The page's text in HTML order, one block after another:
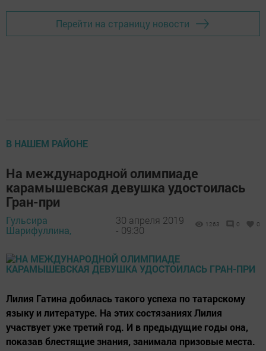
Перейти на страницу новости
В НАШЕМ РАЙОНЕ
На международной олимпиаде
карамышевская девушка удостоилась
Гран-при
Гульсира
Шарифуллина,
30 апреля 2019
- 09:30
1263 0 0
Лилия Гатина добилась такого успеха по татарскому
языку и литературе. На этих состязаниях Лилия
участвует уже третий год. И в предыдущие годы она,
показав блестящие знания, занимала призовые места.